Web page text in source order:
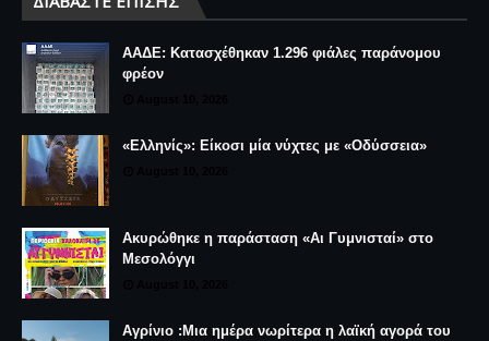
ΑΑΔΕ: Κατασχέθηκαν 1.296 φιάλες παράνομου
φρέον
«Ελληνίς»: Είκοσι μία νύχτες με «Οδύσσεια»
Ακυρώθηκε η παράσταση «Αι Γυμνισταί» στο
Μεσολόγγι
Αγρίνιο :Μια ημέρα νωρίτερα η λαϊκή αγορά του